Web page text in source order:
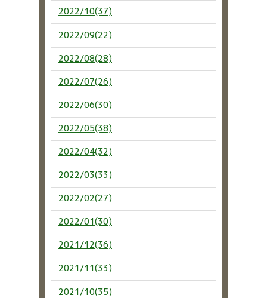
2022/10(37)
2022/09(22)
2022/08(28)
2022/07(26)
2022/06(30)
2022/05(38)
2022/04(32)
2022/03(33)
2022/02(27)
2022/01(30)
2021/12(36)
2021/11(33)
2021/10(35)